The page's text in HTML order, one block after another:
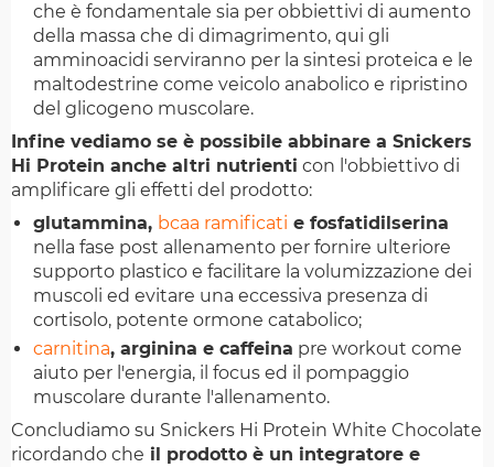
che è fondamentale sia per obbiettivi di aumento
della massa che di dimagrimento, qui gli
amminoacidi serviranno per la sintesi proteica e le
maltodestrine come veicolo anabolico e ripristino
del glicogeno muscolare.
Infine vediamo se è possibile abbinare a Snickers
Hi Protein anche altri nutrienti con l'obbiettivo di
amplificare gli effetti del prodotto:
glutammina, bcaa ramificati e fosfatidilserina
nella fase post allenamento per fornire ulteriore
supporto plastico e facilitare la volumizzazione dei
muscoli ed evitare una eccessiva presenza di
cortisolo, potente ormone catabolico;
carnitina, arginina e caffeina pre workout come
aiuto per l'energia, il focus ed il pompaggio
muscolare durante l'allenamento.
Concludiamo su Snickers Hi Protein White Chocolate
ricordando che il prodotto è un integratore e